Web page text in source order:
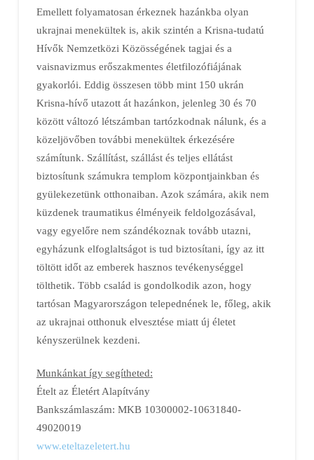
Emellett folyamatosan érkeznek hazánkba olyan
ukrajnai menekültek is, akik szintén a Krisna-tudatú
Hívők Nemzetközi Közösségének tagjai és a
vaisnavizmus erőszakmentes életfilozófiájának
gyakorlói. Eddig összesen több mint 150 ukrán
Krisna-hívő utazott át hazánkon, jelenleg 30 és 70
között változó létszámban tartózkodnak nálunk, és a
közeljövőben további menekültek érkezésére
számítunk. Szállítást, szállást és teljes ellátást
biztosítunk számukra templom központjainkban és
gyülekezetünk otthonaiban. Azok számára, akik nem
küzdenek traumatikus élményeik feldolgozásával,
vagy egyelőre nem szándékoznak tovább utazni,
egyházunk elfoglaltságot is tud biztosítani, így az itt
töltött időt az emberek hasznos tevékenységgel
tölthetik. Több család is gondolkodik azon, hogy
tartósan Magyarországon telepednének le, főleg, akik
az ukrajnai otthonuk elvesztése miatt új életet
kényszerülnek kezdeni.
Munkánkat így segítheted:
Ételt az Életért Alapítvány
Bankszámlaszám: MKB 10300002-10631840-
49020019
www.eteltazeletert.hu